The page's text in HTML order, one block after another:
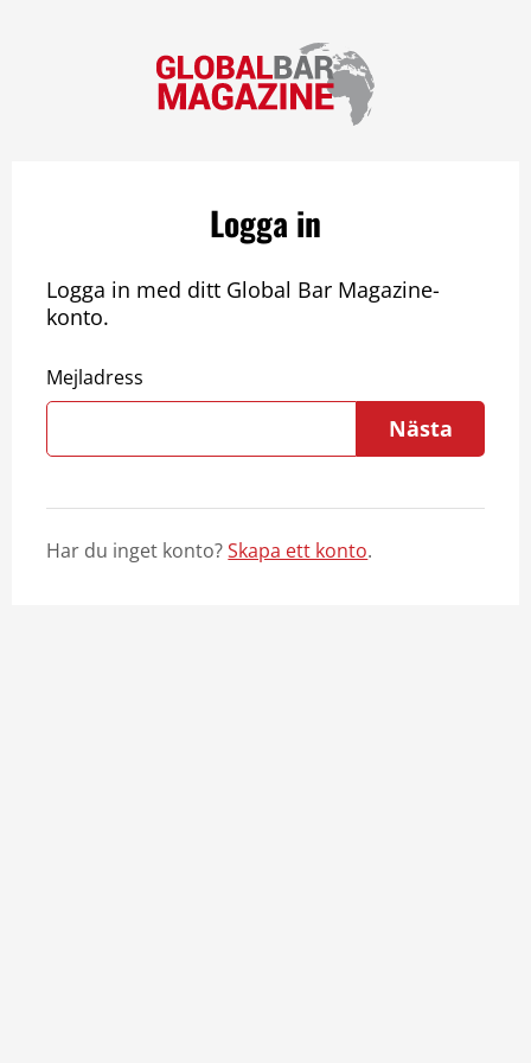
Logga in
Logga in med ditt Global Bar Magazine-
konto.
Mejladress
Nästa
Har du inget konto?Skapa ett konto.